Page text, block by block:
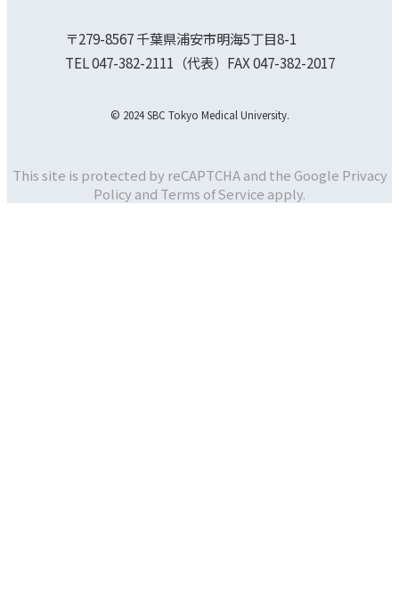
〒279-8567 千葉県浦安市明海5丁目8-1
TEL 047-382-2111（代表）FAX 047-382-2017
© 2024 SBC Tokyo Medical University.
This site is protected by reCAPTCHA and the Google Privacy
Policy and Terms of Service apply.